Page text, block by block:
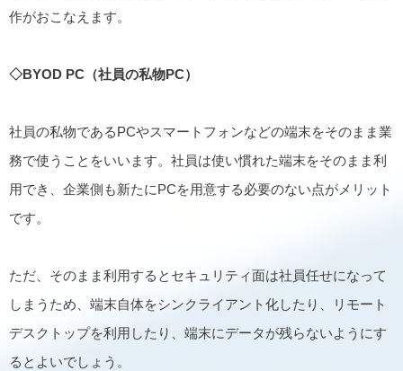
作がおこなえます。
◇BYOD PC（社員の私物PC）
社員の私物であるPCやスマートフォンなどの端末をそのまま業
務で使うことをいいます。社員は使い慣れた端末をそのまま利
用でき、企業側も新たにPCを用意する必要のない点がメリット
です。
ただ、そのまま利用するとセキュリティ面は社員任せになって
しまうため、端末自体をシンクライアント化したり、リモート
デスクトップを利用したり、端末にデータが残らないようにす
るとよいでしょう。